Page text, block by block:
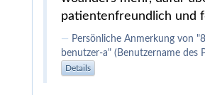
patientenfreundlich und
Persönliche Anmerkung von
benutzer-a" (Benutzername des
Details